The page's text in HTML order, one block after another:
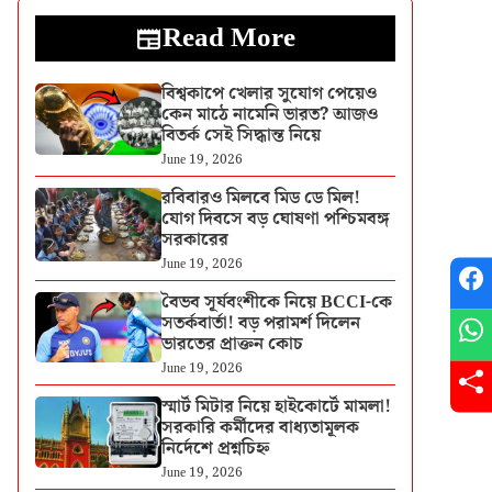
Read More
বিশ্বকাপে খেলার সুযোগ পেয়েও
কেন মাঠে নামেনি ভারত? আজও
বিতর্ক সেই সিদ্ধান্ত নিয়ে
June 19, 2026
রবিবারও মিলবে মিড ডে মিল!
যোগ দিবসে বড় ঘোষণা পশ্চিমবঙ্গ
সরকারের
June 19, 2026
বৈভব সূর্যবংশীকে নিয়ে BCCI-কে
সতর্কবার্তা! বড় পরামর্শ দিলেন
ভারতের প্রাক্তন কোচ
June 19, 2026
স্মার্ট মিটার নিয়ে হাইকোর্টে মামলা!
সরকারি কর্মীদের বাধ্যতামূলক
নির্দেশে প্রশ্নচিহ্ন
June 19, 2026